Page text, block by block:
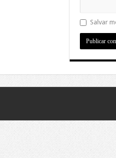
Salvar